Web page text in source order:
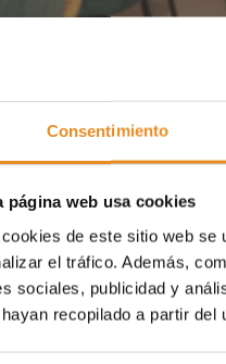
Consentimiento
página web usa cookies
de este sitio web se
el tráfico. Además,
sociales, publicidad y
recopilado a partir